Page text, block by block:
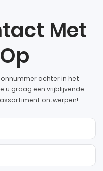
Met
achter in het
u graag een vrijblijvende
ontwerpen!